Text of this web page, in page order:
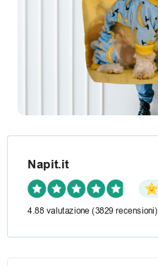
Napit.it
4.88 valutazione (3829 recensioni)